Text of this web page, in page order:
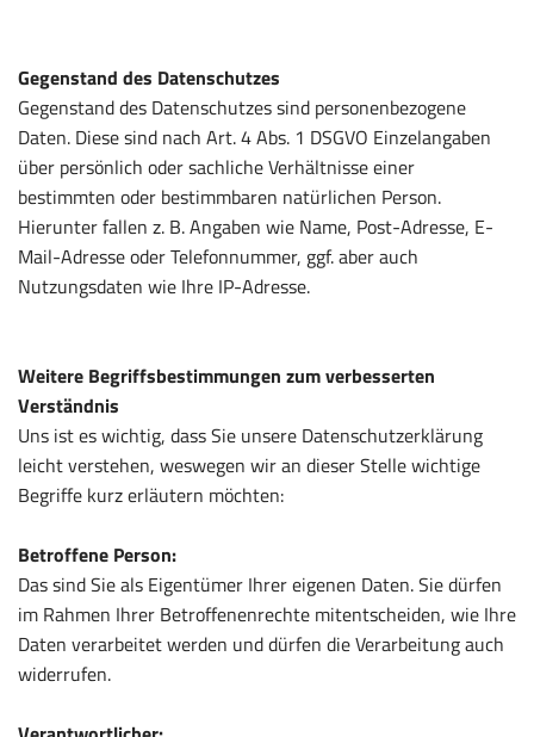
Gegenstand des Datenschutzes
Gegenstand des Datenschutzes sind personenbezogene
Daten. Diese sind nach Art. 4 Abs. 1 DSGVO Einzelangaben
über persönlich oder sachliche Verhältnisse einer
bestimmten oder bestimmbaren natürlichen Person.
Hierunter fallen z. B. Angaben wie Name, Post-Adresse, E-
Mail-Adresse oder Telefonnummer, ggf. aber auch
Nutzungsdaten wie Ihre IP-Adresse.
Weitere Begriffsbestimmungen zum verbesserten
Verständnis
Uns ist es wichtig, dass Sie unsere Datenschutzerklärung
leicht verstehen, weswegen wir an dieser Stelle wichtige
Begriffe kurz erläutern möchten:
Betroffene Person:
Das sind Sie als Eigentümer Ihrer eigenen Daten. Sie dürfen
im Rahmen Ihrer Betroffenenrechte mitentscheiden, wie Ihre
Daten verarbeitet werden und dürfen die Verarbeitung auch
widerrufen.